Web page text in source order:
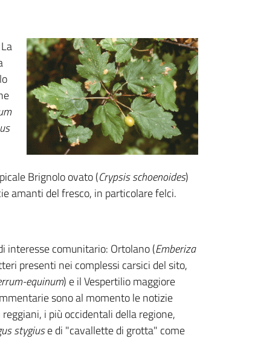
Brignolo ovato (Crypsis schoenoides)
amanti del fresco, in particolare felci.
interesse comunitario: Ortolano (Emberiza
presenti nei complessi carsici del sito,
equinum) e il Vespertilio maggiore
sono al momento le notizie
i più occidentali della regione,
stygiuse di "cavallette di grotta" come